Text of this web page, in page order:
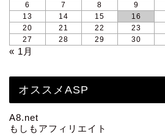
6
7 8 9
13
14 15 16
20
21 22 23
27
28 29 30
« 1月
オススメASP
A8.net
もしもアフィリエイト